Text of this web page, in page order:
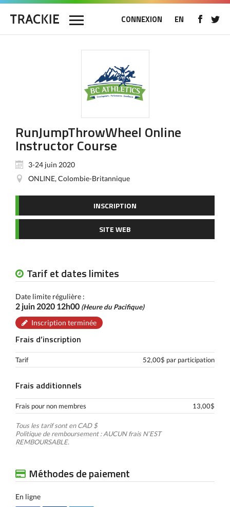
CONNEXION EN
RunJumpThrowWheel Online
Instructor Course
3-24 juin 2020
ONLINE, Colombie-Britannique
INSCRIPTION
SITE WEB
Tarif et dates limites
Date limite régulière :
2 juin 2020 12h00 (Heure du Pacifique)
Inscription terminée
Frais d’inscription
Tarif 52,00$ par participation
Frais additionnels
Frais pour non membres 13,00$
Tous les tarif sont en CAD $
Politique de remboursement : AUCUN frais N’EST
REMBOURSABLE.
Méthodes de paiement
En ligne